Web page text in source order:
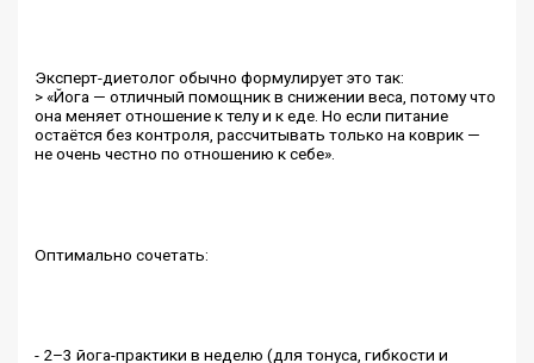
Эксперт-диетолог обычно формулирует это так:
> «Йога — отличный помощник в снижении веса, потому что
она меняет отношение к телу и к еде. Но если питание
остаётся без контроля, рассчитывать только на коврик —
не очень честно по отношению к себе».
Оптимально сочетать:
- 2–3 йога-практики в неделю (для тонуса, гибкости и